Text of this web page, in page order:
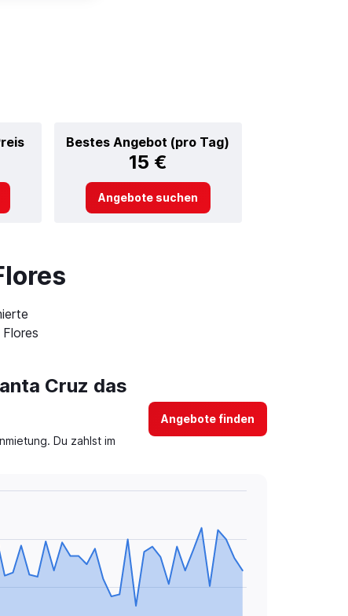
Bestes Angebot (pro Tag)
15 €
Angebote suchen
Cruz das
Du zahlst im
Angebote finden